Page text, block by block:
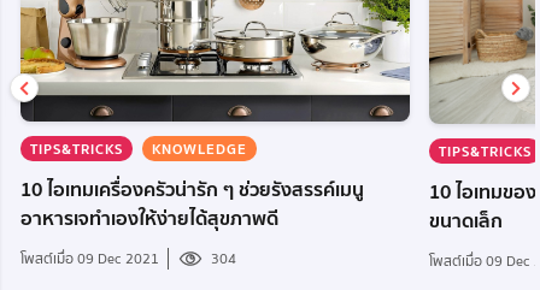
TIPS&TRICKS KNOWLEDGE
10 ไอเทมเครื่องครัวน่ารัก ๆ ช่วยรังสรรค์เมนู
อาหารเจทำเองให้ง่ายได้สุขภาพดี
โพสต์เมื่อ 09 Dec 2021 304
TIPS&TRICKS
10 ไอเทมขอ
ขนาดเล็ก
โพสต์เมื่อ 09 Dec